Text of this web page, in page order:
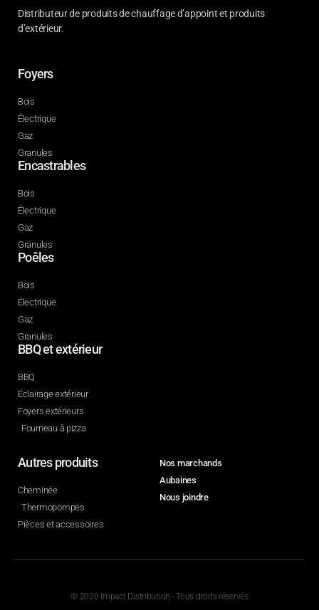
Distributeur de produits de chauffage d’appoint et produits
d’extérieur.
Foyers
Bois
Électrique
Gaz
Granules
Encastrables
Bois
Électrique
Gaz
Granules
Poêles
Bois
Électrique
Gaz
Granules
BBQ et extérieur
BBQ
Éclairage extérieur
Foyers extérieurs
Fourneau à pizza
Autres produits
Cheminée
Thermopompes
Pièces et accessoires
Nos marchands
Aubaines
Nous joindre
© 2020 Impact Distribution - Tous droits réservés